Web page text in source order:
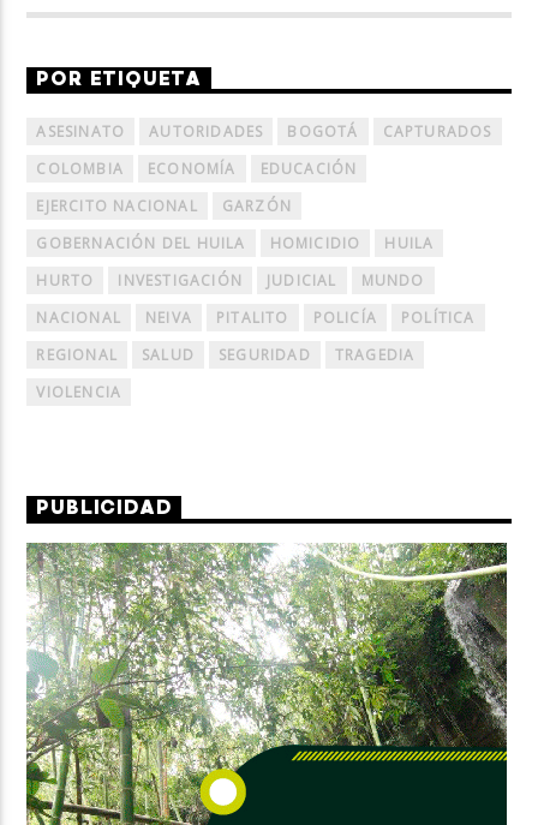
POR ETIQUETA
ASESINATO AUTORIDADES BOGOTÁ
CAPTURADOS
COLOMBIA
ECONOMÍA
EDUCACIÓN
EJERCITO NACIONAL
GARZÓN
GOBERNACIÓN DEL HUILA
HOMICIDIO
HUILA
HURTO
INVESTIGACIÓN JUDICIAL
MUNDO
NACIONAL
NEIVA PITALITO POLICÍA
POLÍTICA
REGIONAL
SALUD SEGURIDAD
TRAGEDIA
VIOLENCIA
PUBLICIDAD